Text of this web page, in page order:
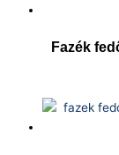
Fazék